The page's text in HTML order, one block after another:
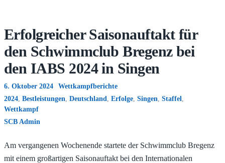
Erfolgreicher Saisonauftakt für
den Schwimmclub Bregenz bei
den IABS 2024 in Singen
6. Oktober 2024
Wettkampfberichte
2024 Bestleistungen Deutschland Erfolge Singen Staffel
Wettkampf
SCB Admin
Am vergangenen Wochenende startete der Schwimmclub Bregenz
mit einem großartigen Saisonauftakt bei den Internationalen